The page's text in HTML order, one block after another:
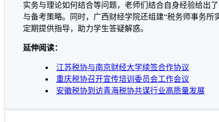
实务与理论如何结合等问题，老师们结合自身经验给出
与备考策略。同时，广西财经学院还组建“税务师事务所
定期提供指导，助力学生答疑解惑。
延伸阅读：
江苏税协与南京财经大学续签合作协议
重庆税协召开宣传培训委员会工作会议
安徽税协到访青海税协共谋行业高质量发展